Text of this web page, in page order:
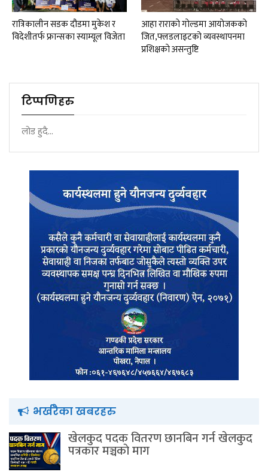
रात्रिकालीन सडक दौडमा मुकेश र
विदेशीतर्फ फ्रान्सका स्याम्यूल विजेता
आहा राराकाे गाेल्डमा आयाेजककाे
जित,फ्लडलाइटको व्यवस्थापनमा
प्रशिक्षकाे असन्तुष्टि
टिप्पणिहरु
लोड हुदै...
भर्खरैका खबरहरु
खेलकुद पदक वितरण छानबिन गर्न खेलकुद
पत्रकार मञ्चकाे माग